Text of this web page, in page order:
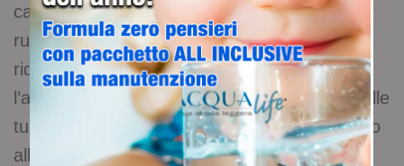
capacità di fornirti direttamente dal tuo
rubinetto di casa acqua naturale e gassata,
riducono eventuali sostanze indesiderate che
l’acqua generalmente potrebbe incontrare nelle
tubature durante il suo tragitto dall’acquedotto
all’abitazione.